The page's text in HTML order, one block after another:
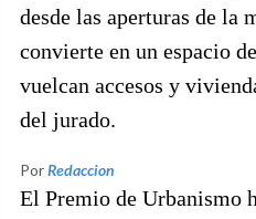
desde las aperturas de la
convierte en un espacio
vuelcan accesos y
del jurado.
PorRedaccion
El Premio de Urbanismo